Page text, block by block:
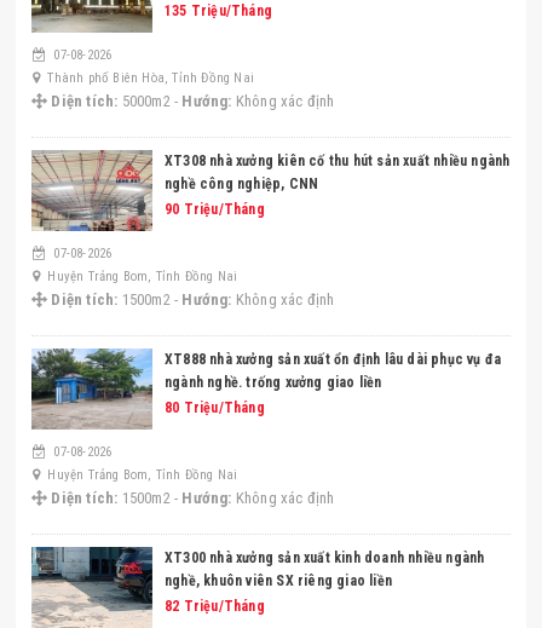
135 Triệu/Tháng
07-08-2026
Thành phố Biên Hòa, Tỉnh Đồng Nai
Diện tích: 5000m2 - Hướng: Không xác định
XT308 nhà xưởng kiên cố thu hút sản xuất nhiều ngành
nghề công nghiệp, CNN
90 Triệu/Tháng
07-08-2026
Huyện Trảng Bom, Tỉnh Đồng Nai
Diện tích: 1500m2 - Hướng: Không xác định
XT888 nhà xưởng sản xuất ổn định lâu dài phục vụ đa
ngành nghề. trống xưởng giao liền
80 Triệu/Tháng
07-08-2026
Huyện Trảng Bom, Tỉnh Đồng Nai
Diện tích: 1500m2 - Hướng: Không xác định
XT300 nhà xưởng sản xuất kinh doanh nhiều ngành
nghề, khuôn viên SX riêng giao liền
82 Triệu/Tháng